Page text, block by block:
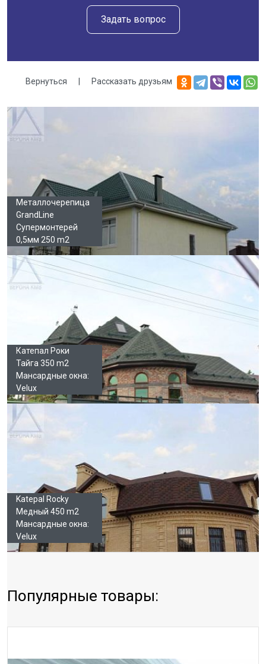
Задать вопрос
Вернуться | Рассказать друзьям
Галерея
Металлочерепица
GrandLine
Супермонтерей
0,5мм 250 m2
Катепал Роки
Тайга 350 m2
Мансардные окна:
Velux
Katepal Rocky
Медный 450 m2
Мансардные окна:
Velux
Популярные товары: